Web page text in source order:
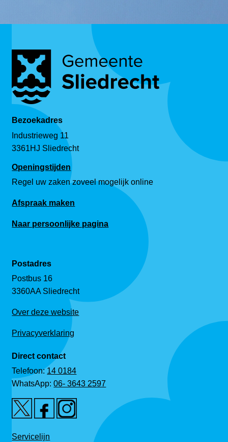
Bezoekadres
Industrieweg 11
3361HJ Sliedrecht
Openingstijden
Regel uw zaken zoveel mogelijk online
Afspraak maken
Naar persoonlijke pagina
Postadres
Postbus 16
3360AA Sliedrecht
Over deze website
Privacyverklaring
Direct contact
Telefoon:14 0184
WhatsApp:06- 3643 2597
Servicelijn